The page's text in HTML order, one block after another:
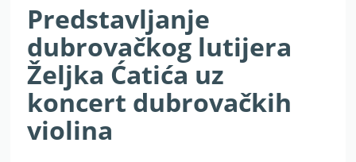
Predstavljanje
dubrovačkog lutijera
Željka Ćatića uz
koncert dubrovačkih
violina